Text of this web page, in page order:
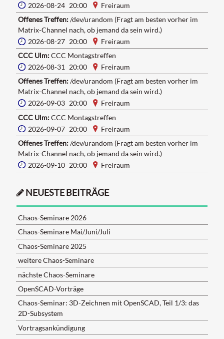
2026-08-24 20:00
Freiraum
Offenes Treffen:/dev/urandom (Fragt am besten vorher im
Matrix-Channel nach, ob jemand da sein wird.)
2026-08-27 20:00
Freiraum
CCC Ulm:CCC Montagstreffen
2026-08-31 20:00
Freiraum
Offenes Treffen:/dev/urandom (Fragt am besten vorher im
Matrix-Channel nach, ob jemand da sein wird.)
2026-09-03 20:00
Freiraum
CCC Ulm:CCC Montagstreffen
2026-09-07 20:00
Freiraum
Offenes Treffen:/dev/urandom (Fragt am besten vorher im
Matrix-Channel nach, ob jemand da sein wird.)
2026-09-10 20:00
Freiraum
NEUESTE BEITRÄGE
Chaos-Seminare 2026
Chaos-Seminare Mai/Juni/Juli
Chaos-Seminare 2025
weitere Chaos-Seminare
nächste Chaos-Seminare
OpenSCAD-Vorträge
Chaos-Seminar: 3D-Zeichnen mit OpenSCAD, Teil 1/3: das
2D-Subsystem
Vortragsankündigung